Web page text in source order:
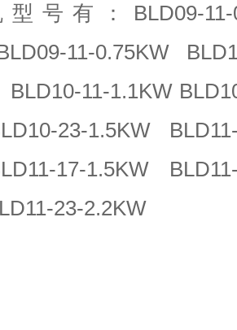
型号有： BLD09-
11-0.75KW
11-1.1KW
23-1.5KW
17-1.5KW
23-2.2KW